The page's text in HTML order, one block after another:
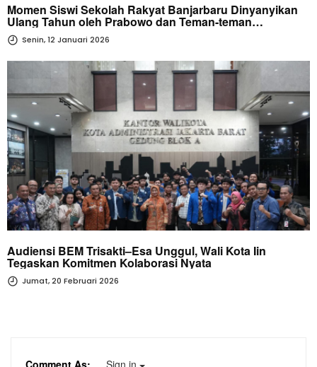
Momen Siswi Sekolah Rakyat Banjarbaru Dinyanyikan
Ulang Tahun oleh Prabowo dan Teman-teman
Sekolahnya
Senin, 12 Januari 2026
Audiensi BEM Trisakti–Esa Unggul, Wali Kota Iin
Tegaskan Komitmen Kolaborasi Nyata
Jumat, 20 Februari 2026